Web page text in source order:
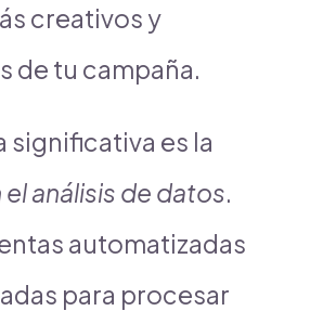
creativos y
de tu campaña.
significativa es la
análisis de datos.
automatizadas
para procesar